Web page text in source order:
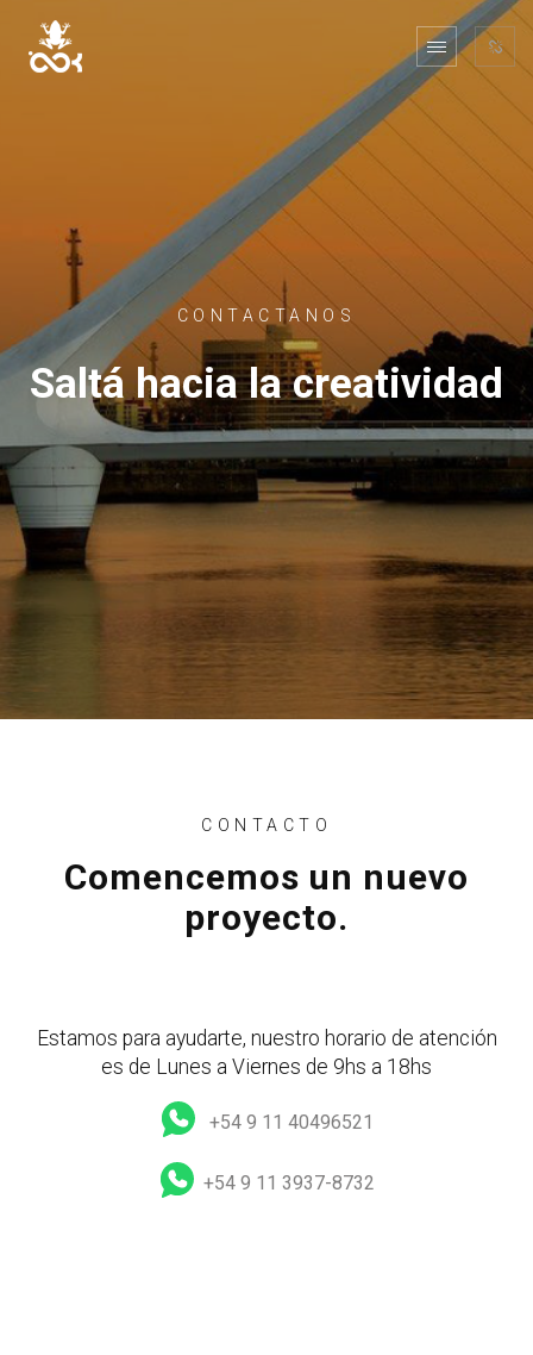
CONTACTANOS
Saltá hacia la creatividad
CONTACTO
Comencemos un nuevo
proyecto.
Estamos para ayudarte, nuestro horario de atención
es de Lunes a Viernes de 9hs a 18hs
+54 9 11 40496521
+54 9 11 3937-8732